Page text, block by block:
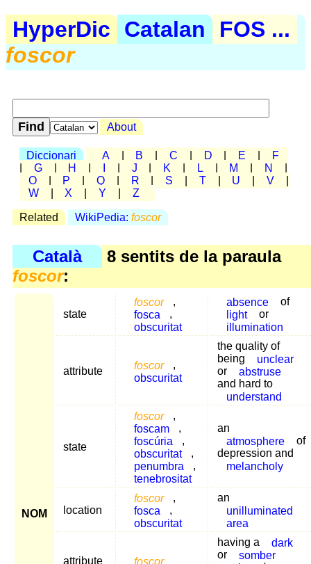
HyperDic Catalan
FOS ...
foscor
About
Diccionari A B C D E
F
G H J K L M N
O
P Q R S T U V
W
X Y Z
Related WikiPedia: foscor
Català
8 sentits de la paraula
foscor:
NOM
state
foscor
,
fosca
,
obscuritat
absence
of
light
or
illumination
attribute
foscor
,
obscuritat
the quality of
being
unclear
or
abstruse
and hard to
understand
state
foscor
,
foscam
,
foscúria
,
obscuritat
,
penumbra
,
tenebrositat
an
atmosphere
of
depression and
melancholy
location
foscor
,
fosca
,
obscuritat
an
unilluminated
area
attribute foscor
having a
dark
or
somber